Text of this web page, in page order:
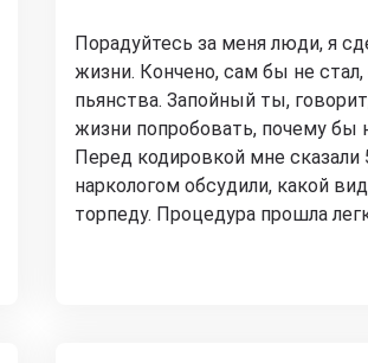
Порадуйтесь за меня люди, я
жизни. Кончено, сам бы не
пьянства. Запойный ты,
жизни попробовать, почему бы
Перед кодировкой мне
наркологом обсудили, какой
торпеду. Процедура прошла